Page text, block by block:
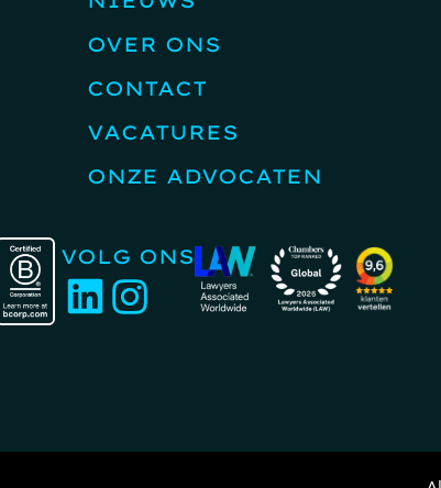
OVER ONS
CONTACT
VACATURES
ONZE ADVOCATEN
VOLG ONS